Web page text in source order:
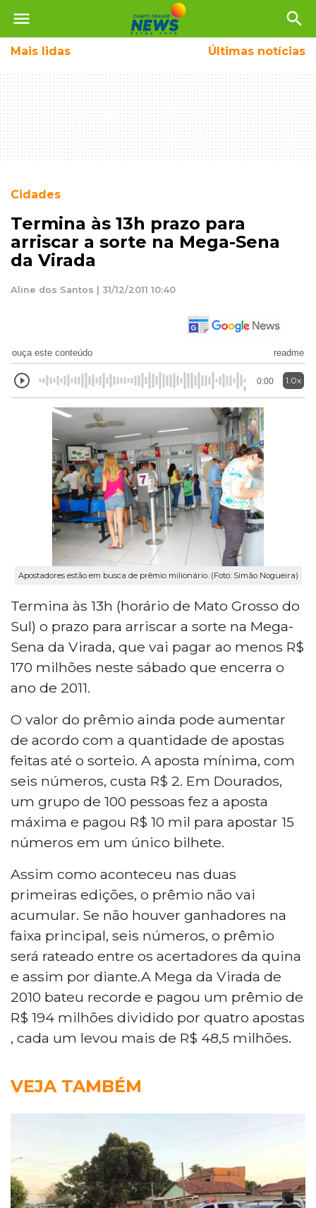
menu search
Mais lidas Últimas notícias
Cidades
Termina às 13h prazo para
arriscar a sorte na Mega-Sena
da Virada
Aline dos Santos | 31/12/2011 10:40
ouça este conteúdo readme
0:00 1.0x
Apostadores estão em busca de prêmio milionário. (Foto: Simão Nogueira)
Termina às 13h (horário de Mato Grosso do
Sul) o prazo para arriscar a sorte na Mega-
Sena da Virada, que vai pagar ao menos R$
170 milhões neste sábado que encerra o
ano de 2011.
O valor do prêmio ainda pode aumentar
de acordo com a quantidade de apostas
feitas até o sorteio. A aposta mínima, com
seis números, custa R$ 2. Em Dourados,
um grupo de 100 pessoas fez a aposta
máxima e pagou R$ 10 mil para apostar 15
números em um único bilhete.
Assim como aconteceu nas duas
primeiras edições, o prêmio não vai
acumular. Se não houver ganhadores na
faixa principal, seis números, o prêmio
será rateado entre os acertadores da quina
e assim por diante.A Mega da Virada de
2010 bateu recorde e pagou um prêmio de
R$ 194 milhões dividido por quatro apostas
, cada um levou mais de R$ 48,5 milhões.
VEJA TAMBÉM